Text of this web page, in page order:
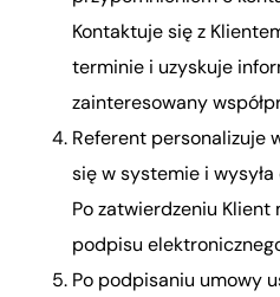
Kontaktuje się z
terminie i uzyskuje
zainteresowany
Referent personalizuje
się w systemie i
Po zatwierdzeniu Klient
podpisu
Po podpisaniu umowy